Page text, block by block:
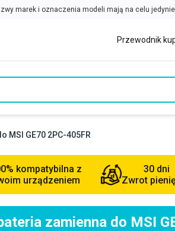
Przewodnik
MSI GE70 2PC-405FR
kompatybilna z
urządzeniem
30 dni
Zwrot
zamienna do MSI